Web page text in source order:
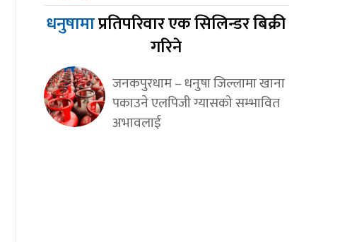
धनुषामाप्रतिपरिवार एक सिलिन्डर बिक्री
गरिने
जनकपुरधाम – धनुषा जिल्लामा खाना
पकाउने एलपिजी ग्यासको सम्भावित
अभावलाई